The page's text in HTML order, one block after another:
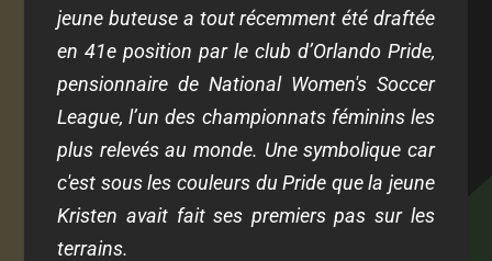
jeune buteuse a tout récemment été draftée
en 41e position par le club d’Orlando Pride,
pensionnaire de National Women's Soccer
League, l’un des championnats féminins les
plus relevés au monde. Une symbolique car
c'est sous les couleurs du Pride que la jeune
Kristen avait fait ses premiers pas sur les
terrains.